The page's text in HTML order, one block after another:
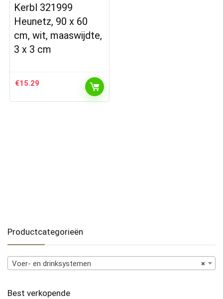
Kerbl 321999
Heunetz, 90 x 60
cm, wit, maaswijdte,
3 x 3 cm
€15.29
Productcategorieën
×
Voer- en drinksystemen
Best verkopende